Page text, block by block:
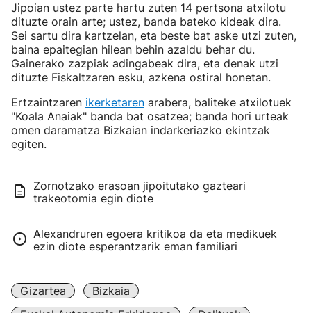
Jipoian ustez parte hartu zuten 14 pertsona atxilotu
dituzte orain arte; ustez, banda bateko kideak dira.
Sei sartu dira kartzelan, eta beste bat aske utzi zuten,
baina epaitegian hilean behin azaldu behar du.
Gainerako zazpiak adingabeak dira, eta denak utzi
dituzte Fiskaltzaren esku, azkena ostiral honetan.
Ertzaintzaren ikerketaren arabera, baliteke atxilotuek
"Koala Anaiak" banda bat osatzea; banda hori urteak
omen daramatza Bizkaian indarkeriazko ekintzak
egiten.
Zornotzako erasoan jipoitutako gazteari
trakeotomia egin diote
Alexandruren egoera kritikoa da eta medikuek
ezin diote esperantzarik eman familiari
Gizartea
Bizkaia